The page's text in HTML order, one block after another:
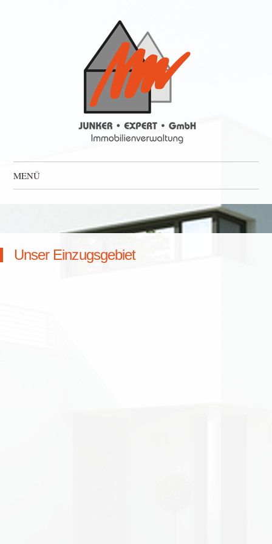
Junker Expert
Immoblienverwaltung
MENÜ
Unser Einzugsgebiet